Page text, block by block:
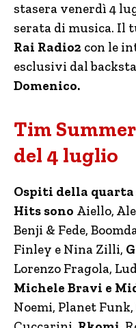
stasera venerdì 4
serata di musica. Il
Rai Radio2 con le
esclusivi dal
Domenico.
Tim
del 4 luglio
Ospiti della quarta
Hits sono Aiello,
Benji & Fede,
Finley e Nina Zilli,
Lorenzo Fragola,
Michele Bravi e
Noemi, Planet